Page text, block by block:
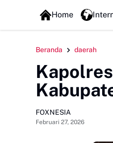
FOXLINE NEWS
Home
Beranda daerah
FOXNESIA
Februari 27, 2026